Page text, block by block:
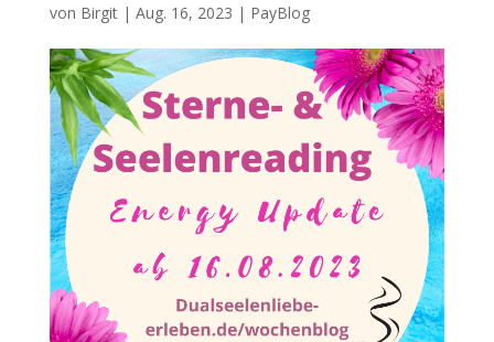
von Birgit| Aug. 16, 2023 | PayBlog